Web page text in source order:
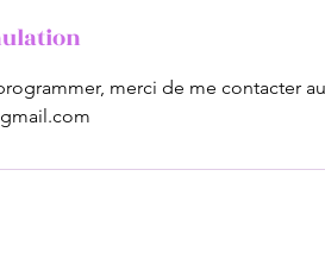
merci de me contacter